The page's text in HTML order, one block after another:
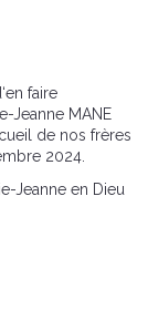
faire
Jeanne MANE
de nos frères
2024.
Jeanne en Dieu